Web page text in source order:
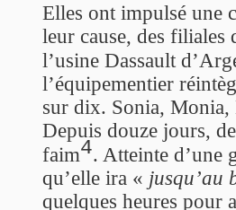
Elles ont impulsé une
leur cause, des filiales
l’usine Dassault
l’équipementier
sur dix. Sonia, Monia,
Depuis douze jours,
faim4. Atteinte d’une
qu’elle ira « jusqu’au
quelques heures pour